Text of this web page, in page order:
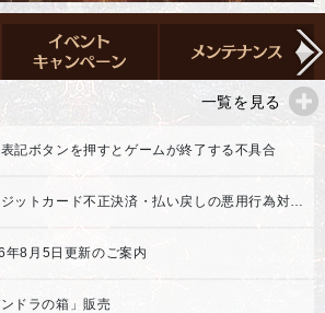
一覧を見る
記ボタンを押すとゲームが終了する不具合
年8月5日更新のご案内
ンドラの箱」販売